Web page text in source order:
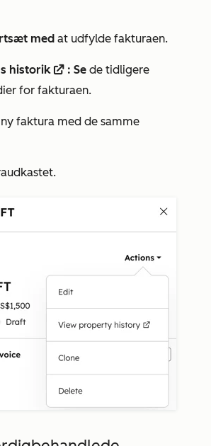
med at udfylde fakturaen.
historik externalLink : Se de tidligere
for fakturaen.
faktura med de samme